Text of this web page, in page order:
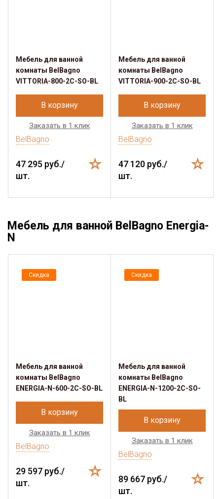
Мебель для ванной
комнаты BelBagno
VITTORIA-800-2C-SO-BL
В корзину
Заказать в 1 клик
BelBagno
47 295 руб./
шт.
Мебель для ванной
комнаты BelBagno
VITTORIA-900-2C-SO-BL
В корзину
Заказать в 1 клик
BelBagno
47 120 руб./
шт.
Мебель для ванной BelBagno Energia-
N
Скидка
Мебель для ванной
комнаты BelBagno
ENERGIA-N-600-2C-SO-BL
В корзину
Заказать в 1 клик
BelBagno
29 597 руб./
шт.
Скидка
Мебель для ванной
комнаты BelBagno
ENERGIA-N-1200-2C-SO-
BL
В корзину
Заказать в 1 клик
BelBagno
89 667 руб./
шт.